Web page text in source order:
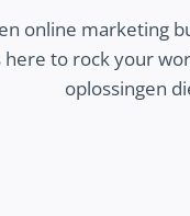
online marketing
here to rock your
oplossingen